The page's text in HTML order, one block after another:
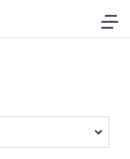
al contenido